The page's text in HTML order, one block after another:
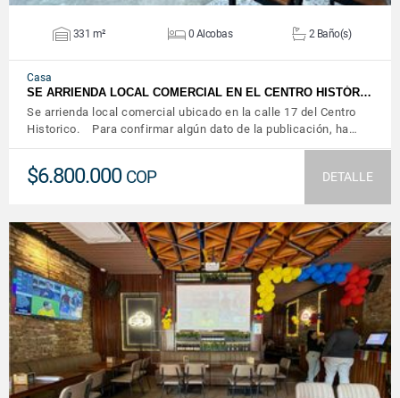
331 m² 0 Alcobas 2 Baño(s)
Casa
SE ARRIENDA LOCAL COMERCIAL EN EL CENTRO HISTÓR…
Se arrienda local comercial ubicado en la calle 17 del Centro
Historico. Para confirmar algún dato de la publicación, ha…
$6.800.000 COP DETALLE
VER DETALLES